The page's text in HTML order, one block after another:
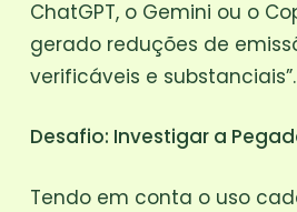
ChatGPT, o Gemini ou o
gerado reduções de
verificáveis e substanciais”.
Desafio: Investigar a
Tendo em conta o uso